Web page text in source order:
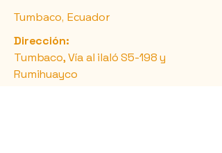
Tumbaco, Ecuador
Dirección:
​Tumbaco, Vía al ilaló S5-198 y
Rumihuayco